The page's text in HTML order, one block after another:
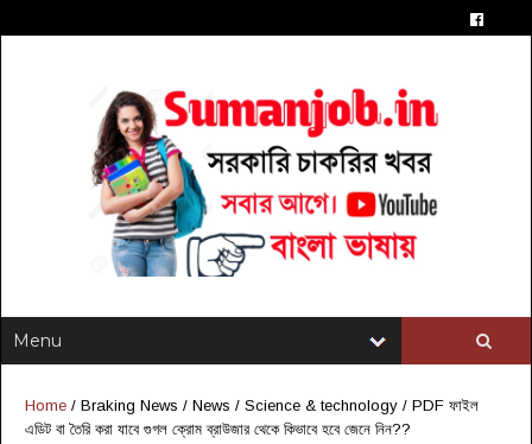
Home / Braking News / News / Science & technology / PDF ফাইল
এডিট বা তৈরি করা যাবে গুগল ক্রোম ব্রাউজার থেকে কিভাবে হবে জেনে নিন??